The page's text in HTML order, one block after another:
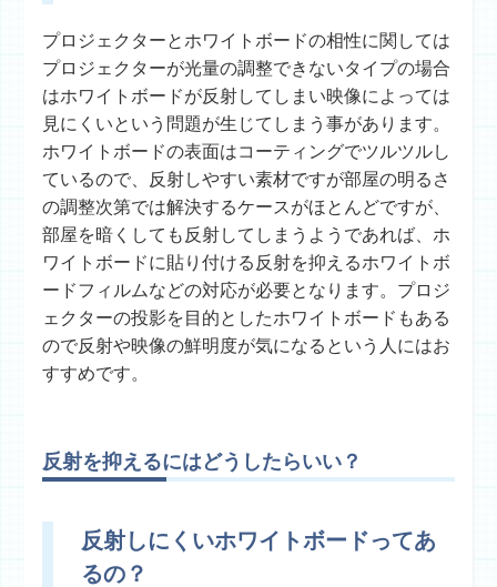
プロジェクターとホワイトボードの相性に関しては
プロジェクターが光量の調整できないタイプの場合
はホワイトボードが反射してしまい映像によっては
見にくいという問題が生じてしまう事があります。
ホワイトボードの表面はコーティングでツルツルし
ているので、反射しやすい素材ですが部屋の明るさ
の調整次第では解決するケースがほとんどですが、
部屋を暗くしても反射してしまうようであれば、ホ
ワイトボードに貼り付ける反射を抑えるホワイトボ
ードフィルムなどの対応が必要となります。プロジ
ェクターの投影を目的としたホワイトボードもある
ので反射や映像の鮮明度が気になるという人にはお
すすめです。
反射を抑えるにはどうしたらいい？
反射しにくいホワイトボードってあ
るの？